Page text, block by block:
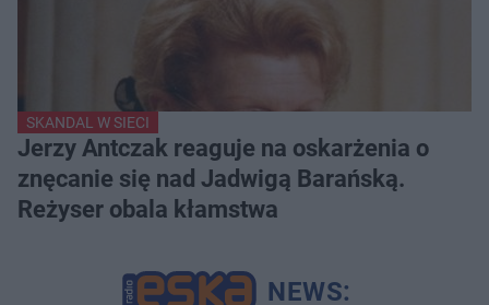
SKANDAL W SIECI
Jerzy Antczak reaguje na oskarżenia o
znęcanie się nad Jadwigą Barańską.
Reżyser obala kłamstwa